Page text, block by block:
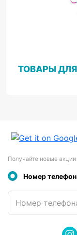
ТОВАРЫ
Получайте новые
Номер
Номер